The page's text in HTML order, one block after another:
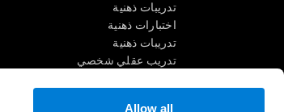
Allow all
تدريبات ذهنية
اختبارات ذهنية
تدريبات ذهنية
تدريب عقلي شخصي